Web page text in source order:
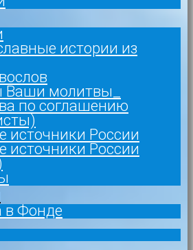
истории из
молитвы_
по соглашению
источники России
источники России
в Фонде